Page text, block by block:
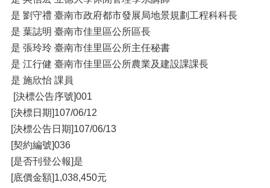
是 劉守禮 臺南市政府都市發展局地景規劃工程科科長
是 葉誌明 臺南市佳里區公所區長
是 張玲玲 臺南市佳里區公所主任秘書
是 江行健 臺南市佳里區公所農業及建設課課長
是 施欣怡 課員
[決標公告序號]001
[決標日期]107/06/12
[決標公告日期]107/06/13
[契約編號]036
[是否刊登公報]是
[底價金額]1,038,450元